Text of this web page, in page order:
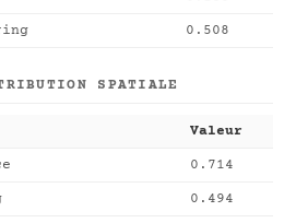
0.508
SPATIALE
Valeur
0.714
0.494